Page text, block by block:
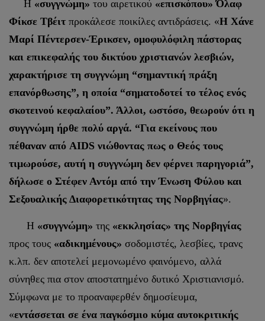
Η «συγγνώμη» του αιρετικού «επισκόπου» Όλαφ
Φίκσε Τβέιτ προκάλεσε ποικίλες αντιδράσεις. «Η Χάνε
Μαρί Πέντερσεν-Έρικσεν, ομοφυλόφιλη πάστορας
και επικεφαλής του δικτύου χριστιανών λεσβιών,
χαρακτήρισε τη συγγνώμη “σημαντική πράξη
επανόρθωσης”, η οποία “σηματοδοτεί το τέλος ενός
σκοτεινού κεφαλαίου”. Άλλοι, ωστόσο, θεωρούν ότι η
συγγνώμη ήρθε πολύ αργά. “Για εκείνους που
πέθαναν από AIDS νιώθοντας πως ο Θεός τους
τιμωρούσε, αυτή η συγγνώμη δεν φέρνει παρηγοριά”,
δήλωσε ο Στέφεν Αντόμ από την Ένωση Φύλου και
Σεξουαλικής Διαφορετικότητας της Νορβηγίας».
Η «συγγνώμη» της «εκκλησίας» της Νορβηγίας
προς τους «αδικημένους» σοδομιστές, λεσβίες, τρανς
κ.λπ. δεν αποτελεί μεμονωμένο φαινόμενο, αλλά
σύνηθες πια στον αποστατημένο δυτικό Χριστιανισμό.
Σύμφωνα με το προαναφερθέν δημοσίευμα,
«εντάσσεται σε ένα παγκόσμιο κύμα αυτοκριτικής